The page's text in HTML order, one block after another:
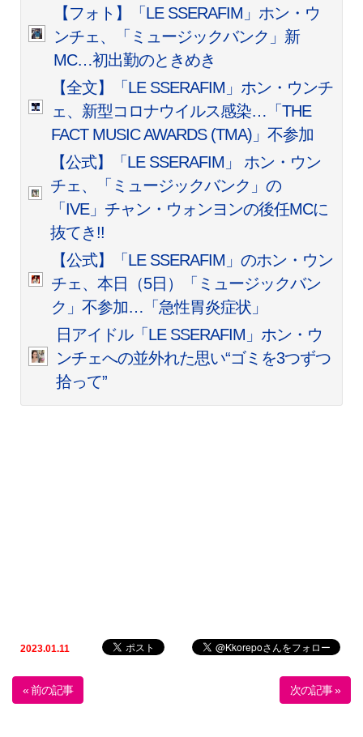
【フォト】「LE SSERAFIM」ホン・ウ
ンチェ、「ミュージックバンク」新
MC…初出勤のときめき
【全文】「LE SSERAFIM」ホン・ウンチ
ェ、新型コロナウイルス感染…「THE
FACT MUSIC AWARDS (TMA)」不参加
【公式】「LE SSERAFIM」 ホン・ウン
チェ、「ミュージックバンク」の
「IVE」チャン・ウォンヨンの後任MCに
抜てき!!
【公式】「LE SSERAFIM」のホン・ウン
チェ、本日（5日）「ミュージックバン
ク」不参加…「急性胃炎症状」
日アイドル「LE SSERAFIM」ホン・ウ
ンチェへの並外れた思い“ゴミを3つずつ
拾って”
2023.01.11
« 前の記事 次の記事 »